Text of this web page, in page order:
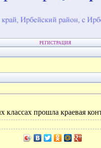
РЕГИСТРАЦИЯ
прошла краевая